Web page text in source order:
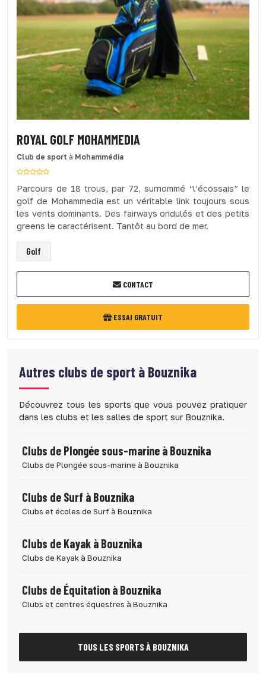
ROYAL GOLF MOHAMMEDIA
Club de sport à Mohammédia
Parcours de 18 trous, par 72, surnommé “l’écossais” le
golf de Mohammedia est un véritable link toujours sous
les vents dominants. Des fairways ondulés et des petits
greens le caractérisent. Tantôt au bord de mer.
Golf
CONTACT
ESSAI GRATUIT
Autres clubs de sport à Bouznika
Découvrez tous les sports que vous pouvez pratiquer
dans les clubs et les salles de sport sur Bouznika.
Clubs de Plongée sous-marine à Bouznika
Clubs de Plongée sous-marine à Bouznika
Clubs de Surf à Bouznika
Clubs et écoles de Surf à Bouznika
Clubs de Kayak à Bouznika
Clubs de Kayak à Bouznika
Clubs de Équitation à Bouznika
Clubs et centres équestres à Bouznika
TOUS LES SPORTS À BOUZNIKA